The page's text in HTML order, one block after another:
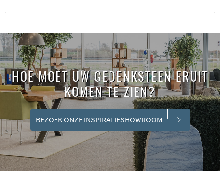
HOE MOET UW GEDENKSTEEN ERUIT
KOMEN TE ZIEN?
BEZOEK ONZE INSPIRATIESHOWROOM